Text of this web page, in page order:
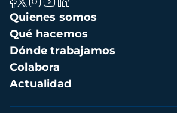
Navegación
principal
Quienes somos
Qué hacemos
Dónde trabajamos
Colabora
Actualidad